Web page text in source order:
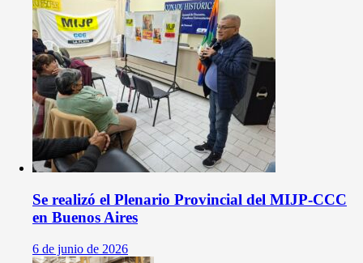
Se realizó el Plenario Provincial del MIJP-CCC
en Buenos Aires
6 de junio de 2026